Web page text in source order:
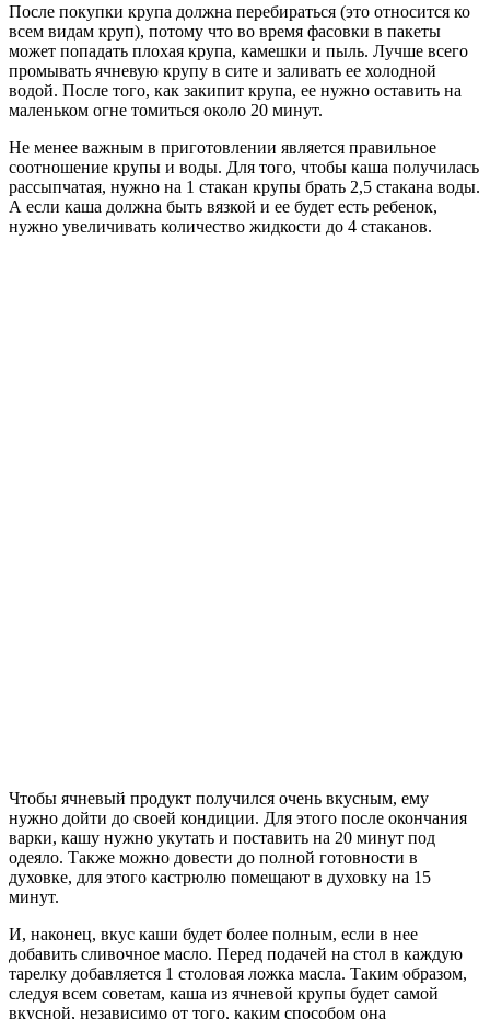
После покупки крупа должна перебираться (это относится ко
всем видам круп), потому что во время фасовки в пакеты
может попадать плохая крупа, камешки и пыль. Лучше всего
промывать ячневую крупу в сите и заливать ее холодной
водой. После того, как закипит крупа, ее нужно оставить на
маленьком огне томиться около 20 минут.
Не менее важным в приготовлении является правильное
соотношение крупы и воды. Для того, чтобы каша получилась
рассыпчатая, нужно на 1 стакан крупы брать 2,5 стакана воды.
А если каша должна быть вязкой и ее будет есть ребенок,
нужно увеличивать количество жидкости до 4 стаканов.
Чтобы ячневый продукт получился очень вкусным, ему
нужно дойти до своей кондиции. Для этого после окончания
варки, кашу нужно укутать и поставить на 20 минут под
одеяло. Также можно довести до полной готовности в
духовке, для этого кастрюлю помещают в духовку на 15
минут.
И, наконец, вкус каши будет более полным, если в нее
добавить сливочное масло. Перед подачей на стол в каждую
тарелку добавляется 1 столовая ложка масла. Таким образом,
следуя всем советам, каша из ячневой крупы будет самой
вкусной, независимо от того, каким способом она